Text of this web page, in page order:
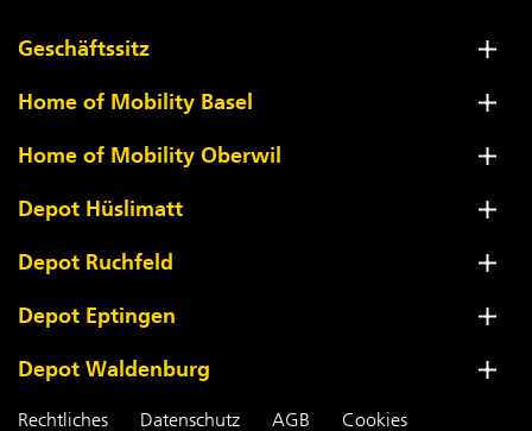
Geschäftssitz
Home of Mobility Basel
Home of Mobility Oberwil
Depot Hüslimatt
Depot Ruchfeld
Depot Eptingen
Depot Waldenburg
Rechtliches Datenschutz AGB Cookies